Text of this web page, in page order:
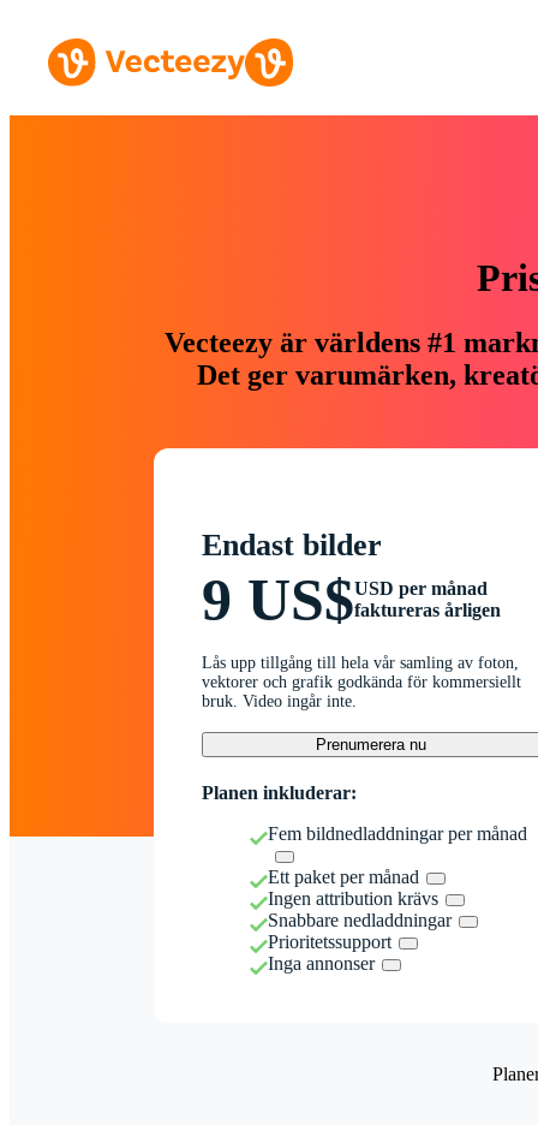
Vecteezy är världens #1
Det ger varumärken,
Endast bilder
9 US$USD per månad
faktureras årligen
Lås upp tillgång till hela vår samling av foton,
vektorer och grafik godkända för kommersiellt
bruk. Video ingår inte.
Prenumerera nu
Planen inkluderar:
Fem bildnedladdningar per månad
Ett paket per månad
Ingen attribution krävs
Snabbare nedladdningar
Prioritetssupport
Inga annonser